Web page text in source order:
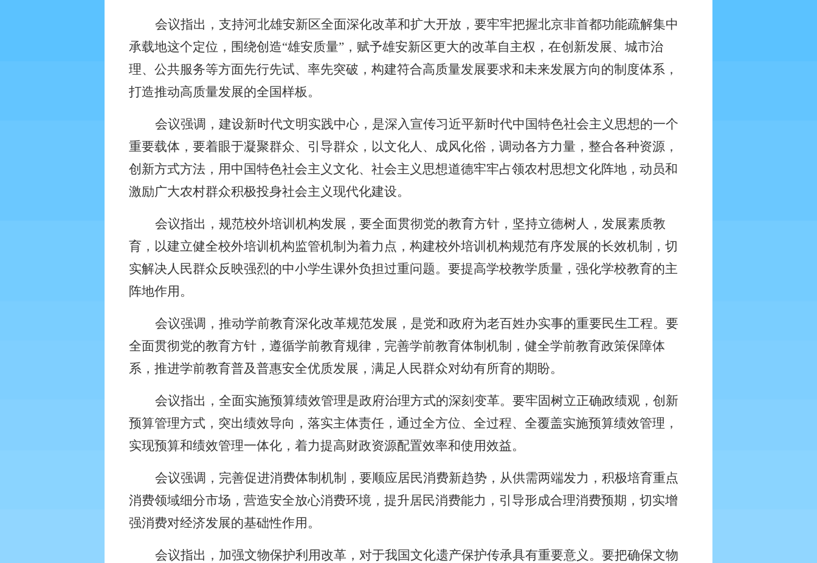
会议指出，支持河北雄安新区全面深化改革和扩大开放，要牢牢把握北京非首都功能疏解集中
承载地这个定位，围绕创造“雄安质量”，赋予雄安新区更大的改革自主权，在创新发展、城市治
理、公共服务等方面先行先试、率先突破，构建符合高质量发展要求和未来发展方向的制度体系，
打造推动高质量发展的全国样板。
会议强调，建设新时代文明实践中心，是深入宣传习近平新时代中国特色社会主义思想的一个
重要载体，要着眼于凝聚群众、引导群众，以文化人、成风化俗，调动各方力量，整合各种资源，
创新方式方法，用中国特色社会主义文化、社会主义思想道德牢牢占领农村思想文化阵地，动员和
激励广大农村群众积极投身社会主义现代化建设。
会议指出，规范校外培训机构发展，要全面贯彻党的教育方针，坚持立德树人，发展素质教
育，以建立健全校外培训机构监管机制为着力点，构建校外培训机构规范有序发展的长效机制，切
实解决人民群众反映强烈的中小学生课外负担过重问题。要提高学校教学质量，强化学校教育的主
阵地作用。
会议强调，推动学前教育深化改革规范发展，是党和政府为老百姓办实事的重要民生工程。要
全面贯彻党的教育方针，遵循学前教育规律，完善学前教育体制机制，健全学前教育政策保障体
系，推进学前教育普及普惠安全优质发展，满足人民群众对幼有所育的期盼。
会议指出，全面实施预算绩效管理是政府治理方式的深刻变革。要牢固树立正确政绩观，创新
预算管理方式，突出绩效导向，落实主体责任，通过全方位、全过程、全覆盖实施预算绩效管理，
实现预算和绩效管理一体化，着力提高财政资源配置效率和使用效益。
会议强调，完善促进消费体制机制，要顺应居民消费新趋势，从供需两端发力，积极培育重点
消费领域细分市场，营造安全放心消费环境，提升居民消费能力，引导形成合理消费预期，切实增
强消费对经济发展的基础性作用。
会议指出，加强文物保护利用改革，对于我国文化遗产保护传承具有重要意义。要把确保文物